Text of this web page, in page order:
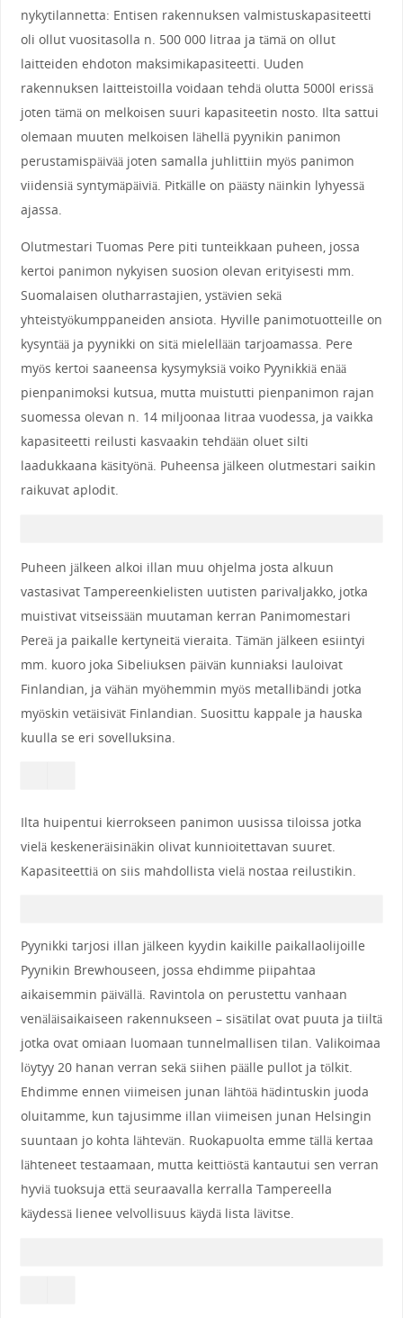
nykytilannetta: Entisen rakennuksen valmistuskapasiteetti
oli ollut vuositasolla n. 500 000 litraa ja tämä on ollut
laitteiden ehdoton maksimikapasiteetti. Uuden
rakennuksen laitteistoilla voidaan tehdä olutta 5000l erissä
joten tämä on melkoisen suuri kapasiteetin nosto. Ilta sattui
olemaan muuten melkoisen lähellä pyynikin panimon
perustamispäivää joten samalla juhlittiin myös panimon
viidensiä syntymäpäiviä. Pitkälle on päästy näinkin lyhyessä
ajassa.
Olutmestari Tuomas Pere piti tunteikkaan puheen, jossa
kertoi panimon nykyisen suosion olevan erityisesti mm.
Suomalaisen olutharrastajien, ystävien sekä
yhteistyökumppaneiden ansiota. Hyville panimotuotteille on
kysyntää ja pyynikki on sitä mielellään tarjoamassa. Pere
myös kertoi saaneensa kysymyksiä voiko Pyynikkiä enää
pienpanimoksi kutsua, mutta muistutti pienpanimon rajan
suomessa olevan n. 14 miljoonaa litraa vuodessa, ja vaikka
kapasiteetti reilusti kasvaakin tehdään oluet silti
laadukkaana käsityönä. Puheensa jälkeen olutmestari saikin
raikuvat aplodit.
Puheen jälkeen alkoi illan muu ohjelma josta alkuun
vastasivat Tampereenkielisten uutisten parivaljakko, jotka
muistivat vitseissään muutaman kerran Panimomestari
Pereä ja paikalle kertyneitä vieraita. Tämän jälkeen esiintyi
mm. kuoro joka Sibeliuksen päivän kunniaksi lauloivat
Finlandian, ja vähän myöhemmin myös metallibändi jotka
myöskin vetäisivät Finlandian. Suosittu kappale ja hauska
kuulla se eri sovelluksina.
Ilta huipentui kierrokseen panimon uusissa tiloissa jotka
vielä keskeneräisinäkin olivat kunnioitettavan suuret.
Kapasiteettiä on siis mahdollista vielä nostaa reilustikin.
Pyynikki tarjosi illan jälkeen kyydin kaikille paikallaolijoille
Pyynikin Brewhouseen, jossa ehdimme piipahtaa
aikaisemmin päivällä. Ravintola on perustettu vanhaan
venäläisaikaiseen rakennukseen – sisätilat ovat puuta ja tiiltä
jotka ovat omiaan luomaan tunnelmallisen tilan. Valikoimaa
löytyy 20 hanan verran sekä siihen päälle pullot ja tölkit.
Ehdimme ennen viimeisen junan lähtöä hädintuskin juoda
oluitamme, kun tajusimme illan viimeisen junan Helsingin
suuntaan jo kohta lähtevän. Ruokapuolta emme tällä kertaa
lähteneet testaamaan, mutta keittiöstä kantautui sen verran
hyviä tuoksuja että seuraavalla kerralla Tampereella
käydessä lienee velvollisuus käydä lista lävitse.